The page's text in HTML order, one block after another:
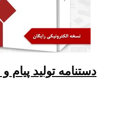
دستنامه تولید پیام